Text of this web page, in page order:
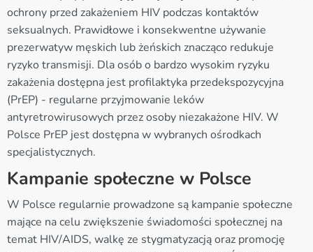
ochrony przed zakażeniem HIV podczas kontaktów
seksualnych. Prawidłowe i konsekwentne używanie
prezerwatyw męskich lub żeńskich znacząco redukuje
ryzyko transmisji. Dla osób o bardzo wysokim ryzyku
zakażenia dostępna jest profilaktyka przedekspozycyjna
(PrEP) - regularne przyjmowanie leków
antyretrowirusowych przez osoby niezakażone HIV. W
Polsce PrEP jest dostępna w wybranych ośrodkach
specjalistycznych.
Kampanie społeczne w Polsce
W Polsce regularnie prowadzone są kampanie społeczne
mające na celu zwiększenie świadomości społecznej na
temat HIV/AIDS, walkę ze stygmatyzacją oraz promocję